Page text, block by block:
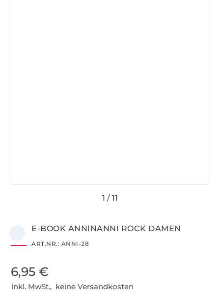
E-BOOK ANNINANNI ROCK DAMEN
ART.NR.: ANNI-28
6,95 €
inkl. MwSt., keine Versandkosten